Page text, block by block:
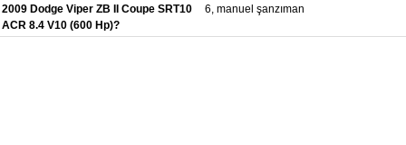
2009 Dodge Viper ZB II Coupe SRT10
ACR 8.4 V10 (600 Hp)?
6, manuel şanzıman